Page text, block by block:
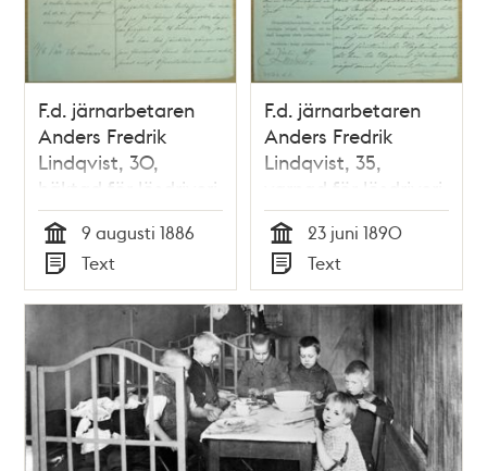
F.d. järnarbetaren
Anders Fredrik
Lindqvist, 30,
häktad för lösdriveri
9 augusti 1886 -
polisförhör
Tid
9 augusti 1886
Typ
Text
F.d. järnarbetaren
Anders Fredrik
Lindqvist, 35,
varnad för lösdriveri
23 juni 1890 -
polisförhör
Tid
23 juni 1890
Typ
Text